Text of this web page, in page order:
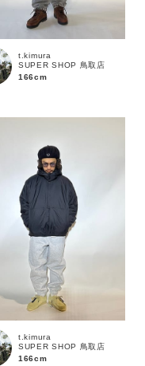
t.kimura
SUPER SHOP 鳥取店
166cm
t.kimura
SUPER SHOP 鳥取店
166cm